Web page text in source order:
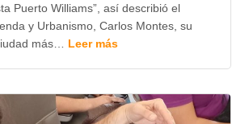
Puerto Williams”, así describió el
y Urbanismo, Carlos Montes, su
más… Leer más